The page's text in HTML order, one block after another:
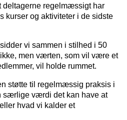
deltagerne regelmæssigt har
kurser og aktiviteter i de sidste
vi sammen i stilhed i 50
men værten, som vil være et
vil holde rummet.
støtte til regelmæssig praksis i
særlige værdi det kan have at
hvad vi kalder et